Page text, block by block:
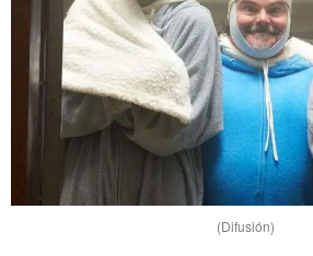
(Difusión)